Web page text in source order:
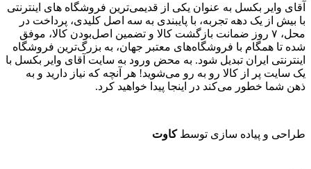
آقای وایر بکسل به عنوان یکی از قدیمی‌ترین فروشگاه های اینترنتی
با بیش از یک دهه تجربه، با پایبندی به سه اصل کلیدی، پرداخت در
محل، ۷ روز ضمانت بازگشت کالا و تضمین اصل‌بودن کالا، موفق
شده تا همگام با فروشگاه‌های معتبر جهان، به بزرگ‌ترین فروشگاه
اینترنتی ایران تبدیل شود. به محض ورود به سایت آقای وایر بکسل با
یک سایت پر از کالا رو به رو می‌شوید! هر آنچه که نیاز دارید و به
ذهن شما خطور می‌کند در اینجا پیدا خواهید کرد.
طراحی و پیاده سازی توسطکاوت